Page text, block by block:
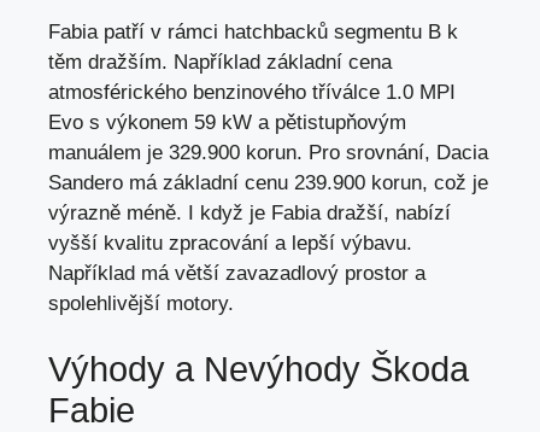
Fabia patří v rámci hatchbacků segmentu B k
těm dražším. Například základní cena
atmosférického benzinového tříválce 1.0 MPI
Evo s výkonem 59 kW a pětistupňovým
manuálem je 329.900 korun. Pro srovnání, Dacia
Sandero má základní cenu 239.900 korun, což je
výrazně méně. I když je Fabia dražší, nabízí
vyšší kvalitu zpracování a lepší výbavu.
Například má větší zavazadlový prostor a
spolehlivější motory.
Výhody a Nevýhody Škoda
Fabie